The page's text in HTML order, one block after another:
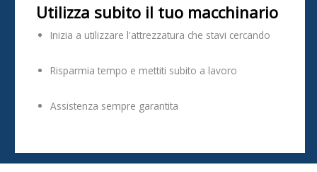
Utilizza subito il tuo macchinario
Inizia a utilizzare l'attrezzatura che stavi cercando
Risparmia tempo e mettiti subito a lavoro
Assistenza sempre garantita